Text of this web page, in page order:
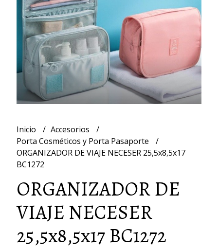
Inicio
Accesorios
Porta Cosméticos y Porta Pasaporte
ORGANIZADOR DE VIAJE NECESER 25,5x8,5x17
BC1272
ORGANIZADOR DE
VIAJE NECESER
25,5x8,5x17 BC1272